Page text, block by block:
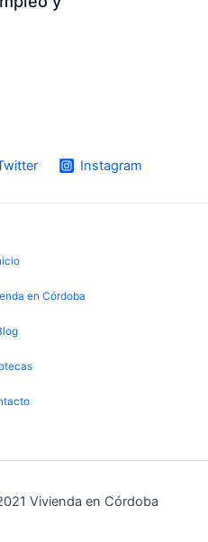
Instagram
en Córdoba
Vivienda en Córdoba